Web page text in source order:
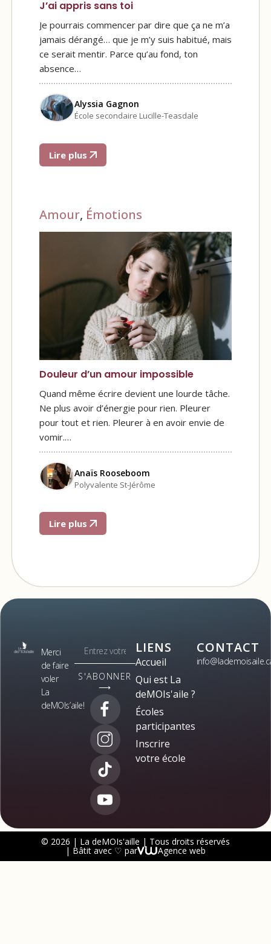
J’ai appris sans toi
Je pourrais commencer par dire que ça ne m’a
jamais dérangé… que je m’y suis habitué, mais
ce serait mentir. Parce qu’au fond, ton
absence…
Alyssia Gagnon
École secondaire Lucille-Teasdale
Lire plus
Amour, Émotions
Douleur d’un amour impossible
Quand même écrire devient une lourde tâche.
Ne plus avoir d’énergie pour rien. Pleurer
pour tout et rien. Pleurer à en avoir envie de
vomir.…
Anaïs Rooseboom
Polyvalente St-Jérôme
Lire plus
Merci
de faire
voler
La
deMOIs’aile!
S'ABONNER
⟶
LIENS
Accueil
Qui est La
deMOIs'aile ?
Écoles
participantes
Inscrire
votre école
CONTACT
© 2026 | La deMOIs'aille | Tous droits réservés
| Bâtit avec ♡ par Agence web